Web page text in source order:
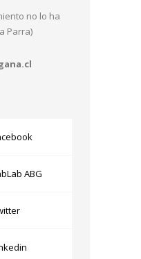
no lo ha
Parra)
ABG